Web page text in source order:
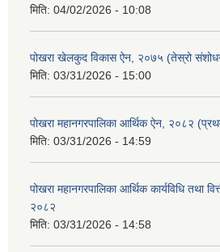
मिति: 04/02/2026 - 10:08
पोखरा खेलकुद विकास ऐन, २०७५ (तेस्रो
मिति: 03/31/2026 - 15:00
पोखरा महानगरपालिका आर्थिक ऐन, २०८२
मिति: 03/31/2026 - 14:59
पोखरा महानगरपालिका आर्थिक कार्यविधि तथा
२०८२
मिति: 03/31/2026 - 14:58